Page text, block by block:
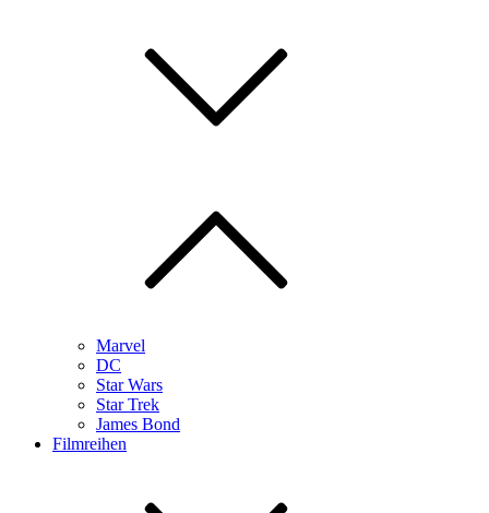
Marvel
DC
Star Wars
Star Trek
James Bond
Filmreihen